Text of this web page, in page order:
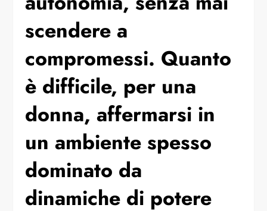
scendere a
compromessi. Quanto
è difficile, per una
donna, affermarsi in
un ambiente spesso
dominato da
dinamiche di potere